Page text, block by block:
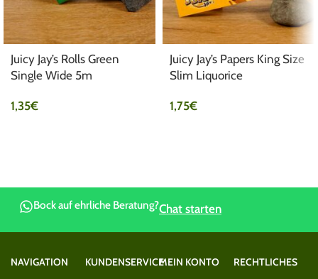
Juicy Jay’s Rolls Green
Single Wide 5m
1,35€
Juicy Jay’s Papers King Size
Slim Liquorice
1,75€
Bock auf ehrliche Beratung?Chat starten
NAVIGATION
KUNDENSERVICEMEIN KONTO
RECHTLICHES